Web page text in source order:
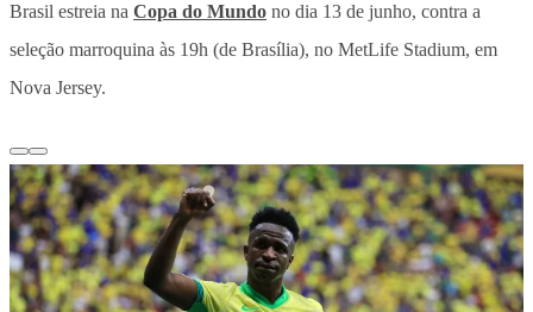
Brasil estreia na Copa do Mundo no dia 13 de junho, contra a
seleção marroquina às 19h (de Brasília), no MetLife Stadium, em
Nova Jersey.